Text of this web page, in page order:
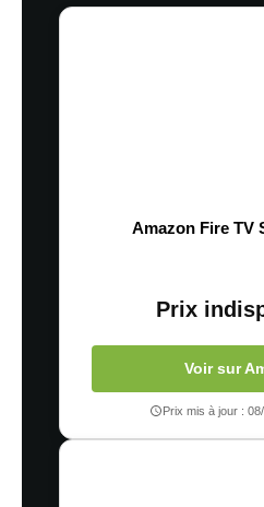
Amazon Fire TV
Prix
Voir sur
Prix mis à jour :